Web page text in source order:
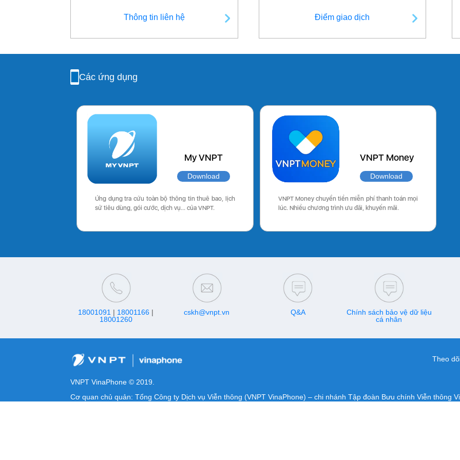
Thông tin liên hệ Điểm giao dịch
Các ứng dụng
My VNPT
Download
Ứng dụng tra cứu toàn bộ thông tin thuê bao, lịch
sử tiêu dùng, gói cước, dịch vụ… của VNPT.
VNPT Money
Download
VNPT Money chuyển tiền miễn phí thanh toán mọi
lúc. Nhiều chương trình ưu đãi, khuyến mãi.
18001091 | 18001166 |
18001260
cskh@vnpt.vn Q&A
Chính sách bảo vệ dữ liệu
cá nhân
Theo
VNPT VinaPhone © 2019.
Cơ quan chủ quản: Tổng Công ty Dịch vụ Viễn thông (VNPT VinaPhone) – chi nhánh Tập đoàn Bưu chính Viễn thông